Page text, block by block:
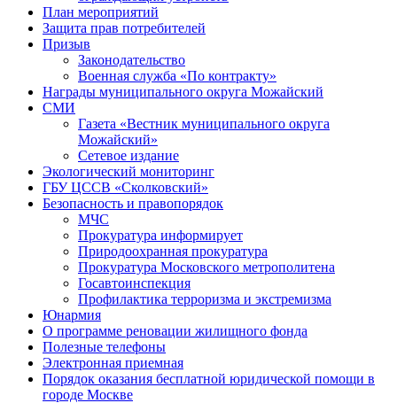
План мероприятий
Защита прав потребителей
Призыв
Законодательство
Военная служба «По контракту»
Награды муниципального округа Можайский
СМИ
Газета «Вестник муниципального округа
Можайский»
Сетевое издание
Экологический мониторинг
ГБУ ЦССВ «Сколковский»
Безопасность и правопорядок
МЧС
Прокуратура информирует
Природоохранная прокуратура
Прокуратура Московского метрополитена
Госавтоинспекция
Профилактика терроризма и экстремизма
Юнармия
О программе реновации жилищного фонда
Полезные телефоны
Электронная приемная
Порядок оказания бесплатной юридической помощи в
городе Москве